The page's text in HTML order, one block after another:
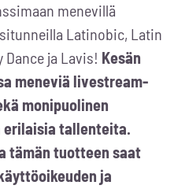
menevillä
Latinobic, Latin
Dance ja Lavis! Kesän
meneviä livestream-
monipuolinen
erilaisia tallenteita.
tämän tuotteen saat
ja